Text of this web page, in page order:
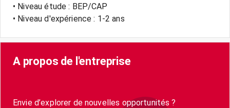
• Niveau étude : BEP/CAP
• Niveau d'expérience : 1-2 ans
A propos de l'entreprise
Envie d’explorer de nouvelles opportunités ?